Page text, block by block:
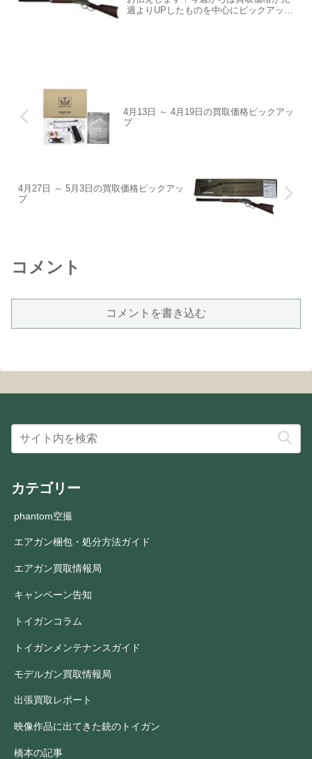
週よりUPしたものを中心にピックアッ
4月13日 ～ 4月19日の買取価格ピックアッ
プ
4月27日 ～ 5月3日の買取価格ピックアッ
プ
コメント
コメントを書き込む
カテゴリー
phantom空撮
エアガン梱包・処分方法ガイド
エアガン買取情報局
キャンペーン告知
トイガンコラム
トイガンメンテナンスガイド
モデルガン買取情報局
出張買取レポート
映像作品に出てきた銃のトイガン
橋本の記事